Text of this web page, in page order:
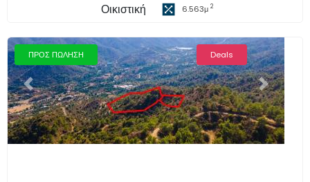
Οικιστική 6.563μ 2
ΠΡΟΣ ΠΩΛΗΣΗ Deals
Προηγούμενο Επόμενο